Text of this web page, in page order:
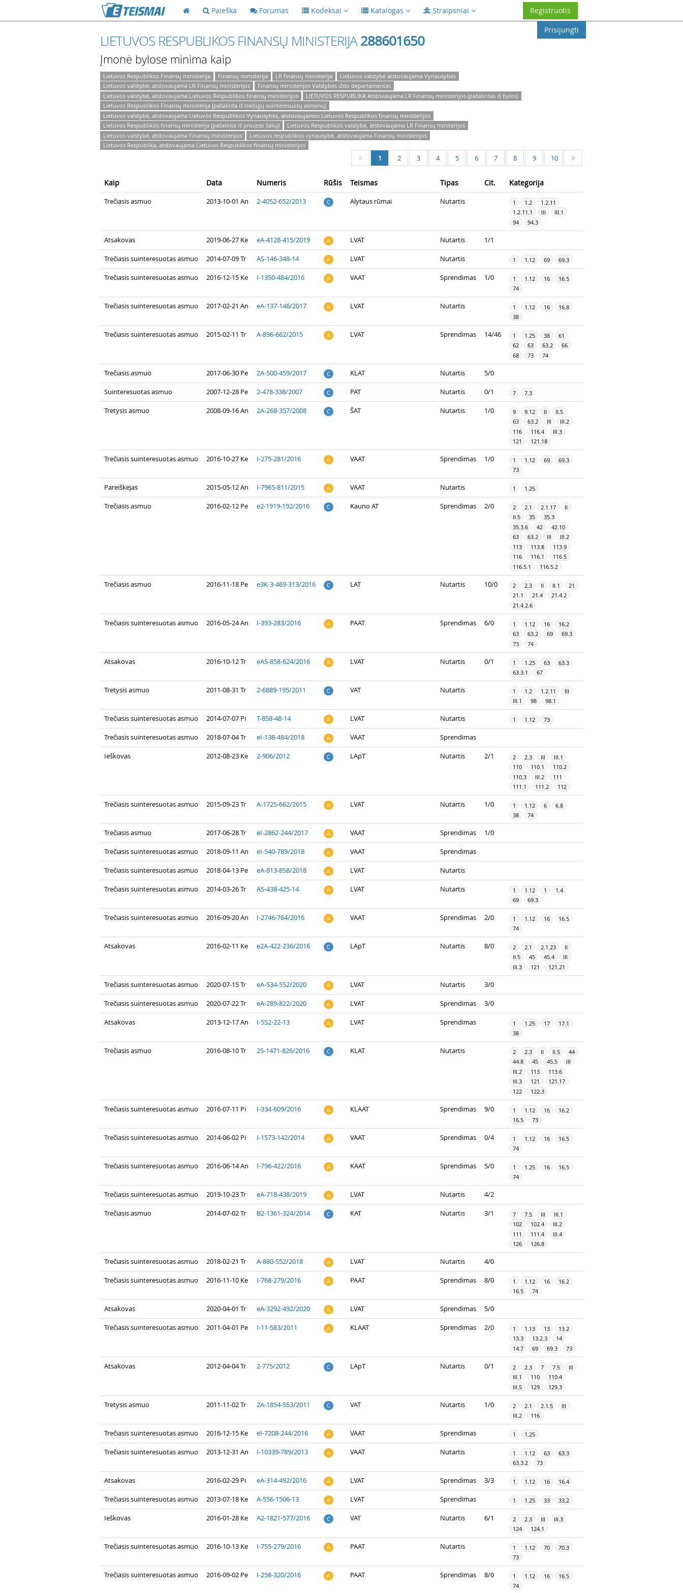
Paieška Forumas Kodeksai Katalogas Straipsniai
Registruotis
Prisijungti
LIETUVOS RESPUBLIKOS FINANSŲ MINISTERIJA288601650
Įmonė bylose minima kaip
Lietuvos Respublikos Finansų ministerija Finansų ministerija LR finansų ministerija
Lietuvos valstybė atstovaujama Vyriausybės
Lietuvos valstybė, atstovaujama LR Finansų ministerijos
Finansų ministerijos Valstybės iždo departamentas
Lietuvos valstybė, atstovaujama Lietuvos Respublikos finansų ministerijos
LIETUVOS RESPUBLIKA Atstovaujama LR Finansų ministerijos (pašalintas iš bylos)
Lietuvos Respublikos Finansų ministerija (pašalinta iš trečiųjų suinteresuotų asmenų)
Lietuvos valstybė, atstovaujama Lietuvos Respublikos Vyriausybės, atstovaujamos Lietuvos Respublikos finansų ministerijos
Lietuvos Respublikos finansų ministerija (pašalinta iš proceso šalių)
Lietuvos Respublikos valstybė, atstovaujama LR Finansų miniterijos
Lietuvos valstybė, atstovaujama Finansų ministerijos
Lietuvos respublikos vyriausybė, atstovaujama Finansų ministerijos
Lietuvos Respublika, atstovaujama Lietuvos Respublikos finansų ministerijos
< 1 2 3 4 5 6 7 8 9 10 >
Kaip Data Numeris Rūšis Teismas Tipas Cit. Kategorija
Trečiasis asmuo 2013-10-01 An 2-4052-652/2013 C Alytaus rūmai Nutartis 1 1.2
1.2.11
1.2.11.1
III
III.1
94
94.3
Atsakovas 2019-06-27 Ke eA-4128-415/2019 A LVAT Nutartis 1/1
Trečiasis suinteresuotas asmuo 2014-07-09 Tr AS-146-348-14 A LVAT Nutartis 1 1.12 69 69.3
Trečiasis suinteresuotas asmuo 2016-12-15 Ke I-1350-484/2016 A VAAT Sprendimas 1/0 1 1.12 16
16.5
74
Trečiasis suinteresuotas asmuo 2017-02-21 An eA-137-146/2017 A LVAT Nutartis 1 1.12 16
16.8
38
Trečiasis suinteresuotas asmuo 2015-02-11 Tr A-896-662/2015 A LVAT Sprendimas 14/46 1 1.25 38
61
62
63 63.2
66
68
73 74
Trečiasis asmuo 2017-06-30 Pe 2A-500-459/2017 C KLAT Nutartis 5/0
Suinteresuotas asmuo 2007-12-28 Pe 2-478-338/2007 C PAT Nutartis 0/1 7 7.3
Tretysis asmuo 2008-09-16 An 2A-268-357/2008 C ŠAT Nutartis 1/0 9 9.12 II
II.5
63
63.2 III
III.2
116
116.4
III.3
121
121.18
Trečiasis suinteresuotas asmuo 2016-10-27 Ke I-275-281/2016 A VAAT Sprendimas 1/0 1 1.12 69
69.3
73
Pareiškėjas 2015-05-12 An I-7965-811/2015 A VAAT Nutartis 1 1.25
Trečiasis asmuo 2016-02-12 Pe e2-1919-192/2016 C Kauno AT Sprendimas 2/0 2 2.1 2.1.17
II
II.5
35
35.3
35.3.6
42
42.10
63
63.2 III
III.2
113
113.8
113.9
116
116.1
116.5
116.5.1
116.5.2
Trečiasis asmuo 2016-11-18 Pe e3K-3-469-313/2016 C LAT Nutartis 10/0 2 2.3 II II.1
21
21.1
21.4
21.4.2
21.4.2.6
Trečiasis suinteresuotas asmuo 2016-05-24 An I-393-283/2016 A PAAT Sprendimas 6/0 1 1.12 16
16.2
63
63.2 69
69.3
73
74
Atsakovas 2016-10-12 Tr eAS-858-624/2016 A LVAT Nutartis 0/1 1 1.25 63
63.3
63.3.1
67
Tretysis asmuo 2011-08-31 Tr 2-6889-195/2011 C VAT Nutartis 1 1.2 1.2.11
III
III.1
98 98.1
Trečiasis suinteresuotas asmuo 2014-07-07 Pi T-858-48-14 A LVAT Nutartis 1 1.12 73
Trečiasis suinteresuotas asmuo 2018-07-04 Tr eI-138-484/2018 A VAAT Sprendimas
Ieškovas 2012-08-23 Ke 2-906/2012 C LApT Nutartis 2/1 2 2.3 III
III.1
110
110.1
110.2
110.3
III.2
111
111.1
111.2 112
Trečiasis suinteresuotas asmuo 2015-09-23 Tr A-1725-662/2015 A LVAT Nutartis 1/0 1 1.12 6
6.8
38
74
Trečiasis asmuo 2017-06-28 Tr eI-2862-244/2017 A VAAT Sprendimas 1/0
Trečiasis suinteresuotas asmuo 2018-09-11 An eI-540-789/2018 A VAAT Sprendimas
Trečiasis suinteresuotas asmuo 2018-04-13 Pe eA-813-858/2018 A LVAT Nutartis
Trečiasis suinteresuotas asmuo 2014-03-26 Tr AS-438-425-14 A LVAT Nutartis 1 1.12 1
1.4
69
69.3
Trečiasis suinteresuotas asmuo 2016-09-20 An I-2746-764/2016 A VAAT Sprendimas 2/0 1 1.12 16
16.5
74
Atsakovas 2016-02-11 Ke e2A-422-236/2016 C LApT Nutartis 8/0 2 2.1 2.1.23
II
II.5
45 45.4
III
III.3
121 121.21
Trečiasis suinteresuotas asmuo 2020-07-15 Tr eA-534-552/2020 A LVAT Nutartis 3/0
Trečiasis suinteresuotas asmuo 2020-07-22 Tr eA-289-822/2020 A LVAT Sprendimas 3/0
Atsakovas 2013-12-17 An I-552-22-13 A LVAT Sprendimas 1 1.25 17
17.1
38
Trečiasis asmuo 2016-08-10 Tr 2S-1471-826/2016 C KLAT Nutartis 2 2.3 II II.5
44
44.8
45 45.5
III
III.2
113
113.6
III.3
121
121.17
122
122.3
Trečiasis suinteresuotas asmuo 2016-07-11 Pi I-334-609/2016 A KLAAT Sprendimas 9/0 1 1.12 16
16.2
16.5
73
Trečiasis suinteresuotas asmuo 2014-06-02 Pi I-1573-142/2014 A VAAT Sprendimas 0/4 1 1.12 16
16.5
74
Trečiasis suinteresuotas asmuo 2016-06-14 An I-796-422/2016 A KAAT Sprendimas 5/0 1 1.25 16
16.5
74
Trečiasis suinteresuotas asmuo 2019-10-23 Tr eA-718-438/2019 A LVAT Nutartis 4/2
Trečiasis asmuo 2014-07-02 Tr B2-1361-324/2014 C KAT Nutartis 3/1 7 7.5 III
III.1
102
102.4
III.2
111
111.4
III.4
126
126.8
Trečiasis suinteresuotas asmuo 2018-02-21 Tr A-880-552/2018 A LVAT Nutartis 4/0
Trečiasis suinteresuotas asmuo 2016-11-10 Ke I-768-279/2016 A PAAT Sprendimas 8/0 1 1.12 16
16.2
16.5
74
Atsakovas 2020-04-01 Tr eA-3292-492/2020 A LVAT Sprendimas 5/0
Trečiasis suinteresuotas asmuo 2011-04-01 Pe I-11-583/2011 A KLAAT Sprendimas 2/0 1 1.13 13
13.2
13.3
13.2.3
14
14.7
69 69.3 73
Atsakovas 2012-04-04 Tr 2-775/2012 C LApT Nutartis 0/1 2 2.3 7 7.5
III
III.1
110
110.4
III.5
129 129.3
Tretysis asmuo 2011-11-02 Tr 2A-1854-553/2011 C VAT Nutartis 1/0 2 2.1 2.1.5
III
III.2
116
Trečiasis suinteresuotas asmuo 2016-12-15 Ke eI-7208-244/2016 A VAAT Sprendimas 1 1.25
Trečiasis suinteresuotas asmuo 2013-12-31 An I-10339-789/2013 A VAAT Nutartis 1 1.12 63
63.3
63.3.2
73
Atsakovas 2016-02-29 Pi eA-314-492/2016 A LVAT Sprendimas 3/3 1 1.12 16 16.4
Trečiasis suinteresuotas asmuo 2013-07-18 Ke A-556-1506-13 A LVAT Sprendimas 1 1.25 33 33.2
Ieškovas 2016-01-28 Ke A2-1821-577/2016 C VAT Nutartis 6/1 2 2.3 III
III.3
124
124.1
Trečiasis suinteresuotas asmuo 2016-10-13 Ke I-755-279/2016 A PAAT Nutartis 1 1.12 70
70.3
73
Trečiasis suinteresuotas asmuo 2016-09-02 Pe I-258-320/2016 A PAAT Sprendimas 8/0 1 1.12 16
16.5
74